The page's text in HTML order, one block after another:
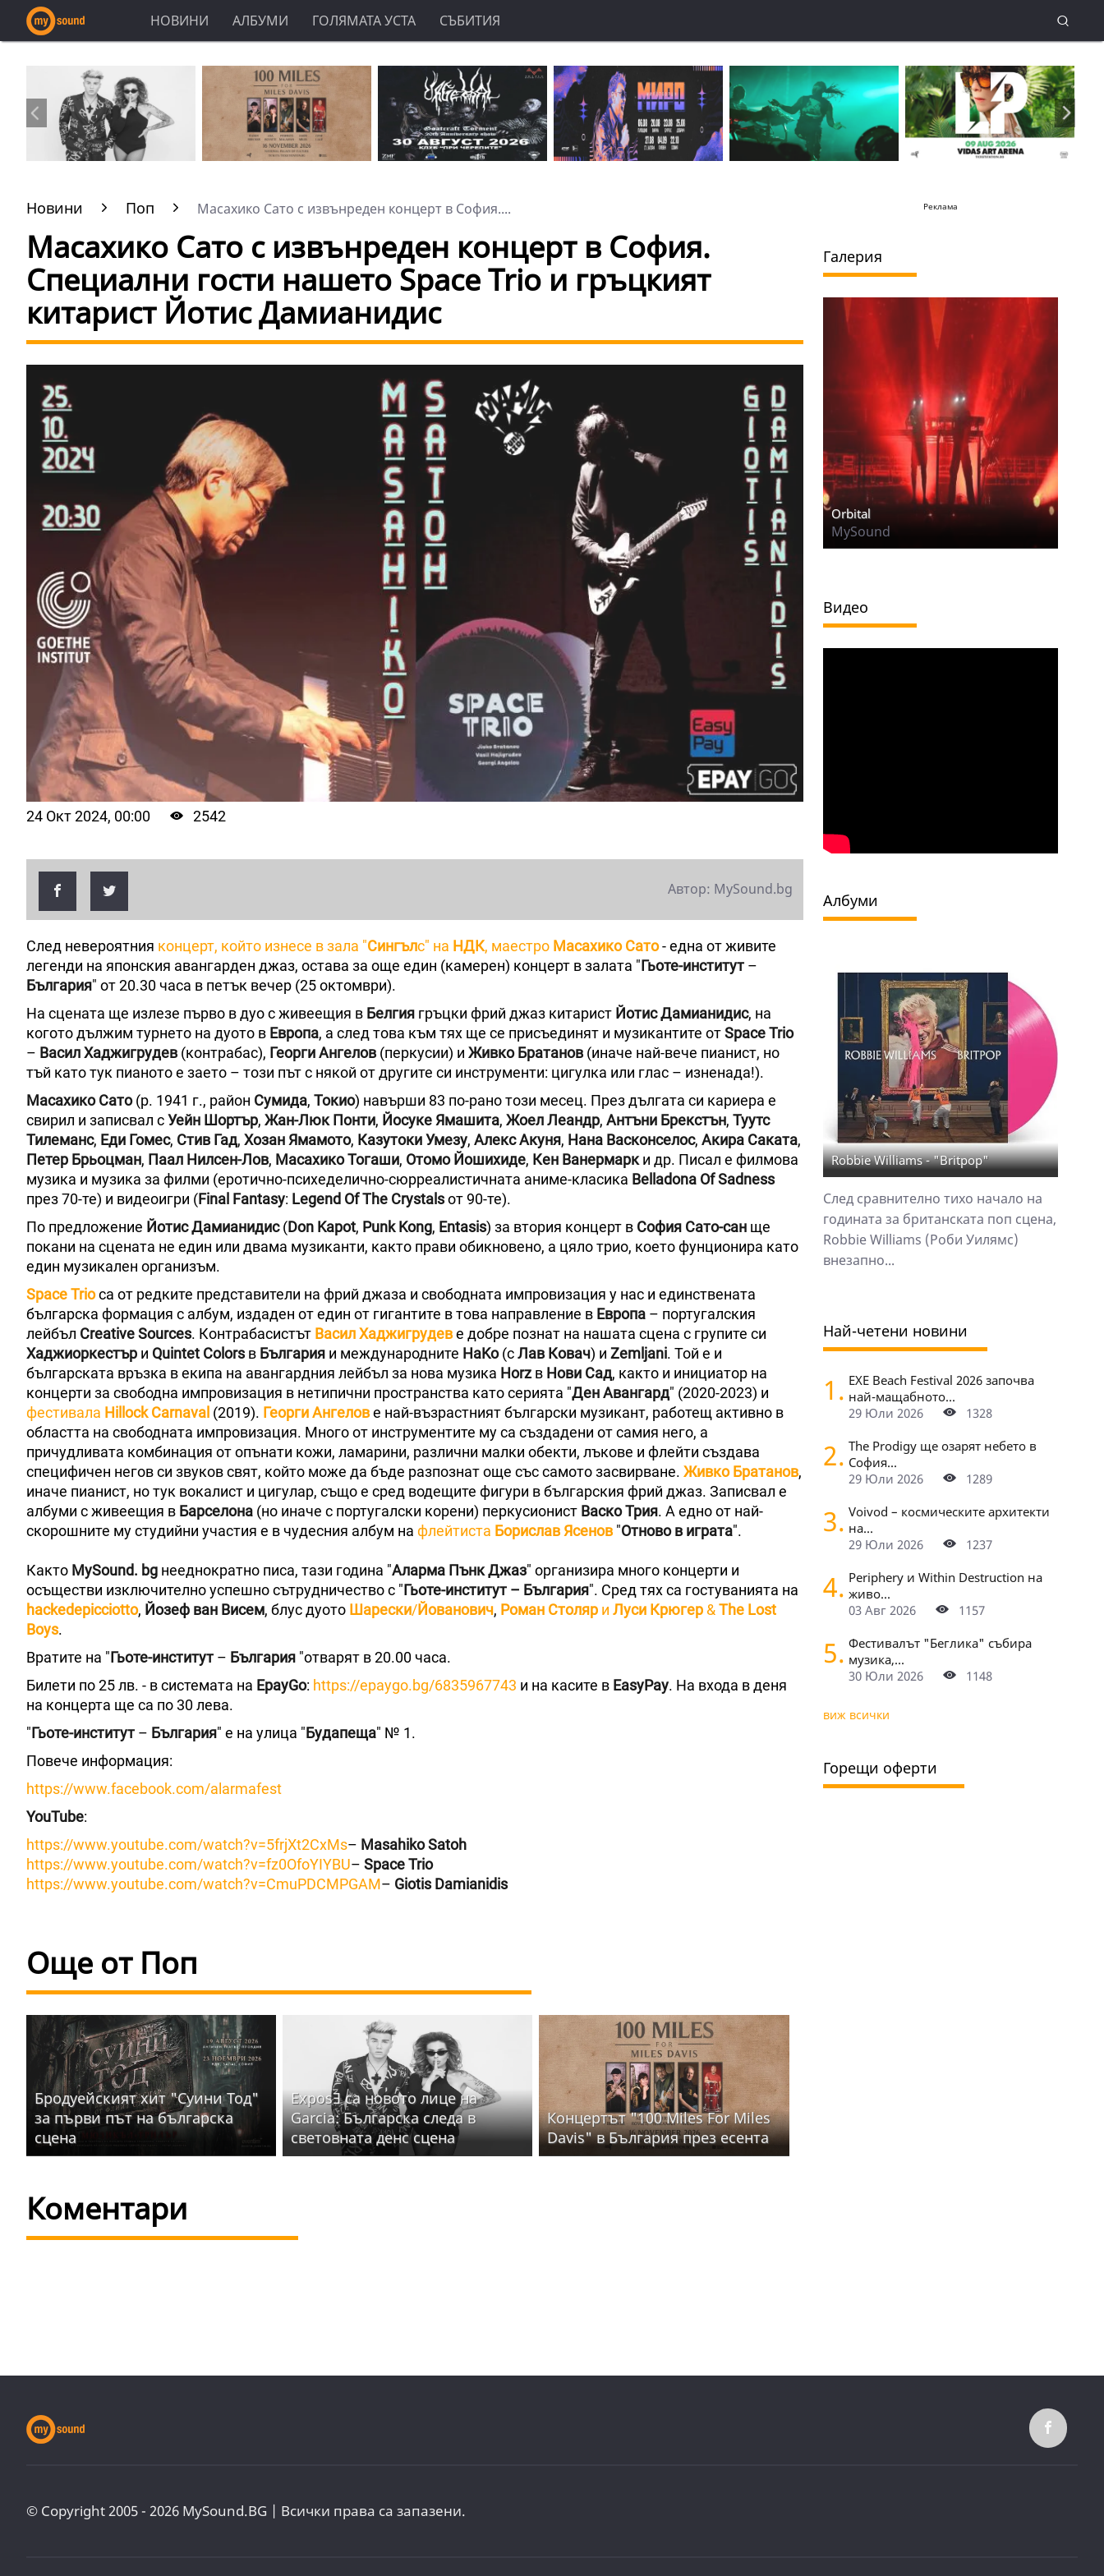
НОВИНИ АЛБУМИ ГОЛЯМАТА УСТА СЪБИТИЯ
Новини Поп Масахико Сато с извънреден концерт в София....
Масахико Сато с извънреден концерт в София.
Специални гости нашето Space Trio и гръцкият
китарист Йотис Дамианидис
24 Окт 2024, 00:00 2542
Автор: MySound.bg
След невероятния концерт, който изнесе в зала "Сингълс" на НДК, маестро Масахико Сато- една от живите
легенди на японския авангарден джаз, остава за още един (камерен) концерт в залата "Гьоте-институт –
България" от 20.30 часа в петък вечер (25 октомври).
На сцената ще излезе първо в дуо с живеещия в Белгия гръцки фрий джаз китарист Йотис Дамианидис, на
когото дължим турнето на дуото в Европа, а след това към тях ще се присъединят и музикантите отSpace Trio
– Васил Хаджигрудев (контрабас), Георги Ангелов (перкусии) и Живко Братанов (иначе най-вече пианист, но
тъй като тук пианото е заето – този път с някой от другите си инструменти: цигулка или глас – изненада!).
Масахико Сато(р. 1941 г., район Сумида, Токио) навърши 83 по-рано този месец. През дългата си кариера е
свирил и записвал сУейн Шортър, Жан-Люк Понти, Йосуке Ямашита, Жоел Леандр, Антъни Брекстън, Туутс
Тилеманс, Еди Гомес, Стив Гад, Хозан Ямамото, Казутоки Умезу, Алекс Акуня, Нана Васконселос, Акира Саката,
Петер Брьоцман, Паал Нилсен-Лов, Масахико Тогаши, Отомо Йошихиде, Кен Ванермарк и др. Писал е филмова
музика и музика за филми (еротично-психеделично-сюрреалистичната аниме-класика Belladona Оf Sadness
през 70-те) и видеоигри (Final Fantasy: Legend Оf Тhe Crystalsот 90-те).
По предложение Йотис Дамианидис(Don Kapot, Punk Kong, Entasis) за втория концерт в София Сато-сан ще
покани на сцената не един или двама музиканти, както прави обикновено, а цяло трио, което фунционира като
един музикален организъм.
Space Trioса от редките представители на фрий джаза и свободната импровизация у нас и единствената
българска формация с албум, издаден от един от гигантите в това направление в Европа – португалския
лейбъл Creative Sources. Контрабасистът Васил Хаджигрудеве добре познат на нашата сцена с групите си
Хаджиоркестър и Quintet Colors в България и международните HaKo(сЛав Ковач) и Zemljani. Той е и
българската връзка в екипа на авангардния лейбъл за нова музика Horz в Нови Сад, както и инициатор на
концерти за свободна импровизация в нетипични пространства като серията "Ден Авангард" (2020-2023) и
фестивала Hillock Carnaval (2019). Георги Ангелове най-възрастният български музикант, работещ активно в
областта на свободната импровизация. Много от инструментите му са създадени от самия него, а
причудливата комбинация от опънати кожи, ламарини, различни малки обекти, лъкове и флейти създава
специфичен негов си звуков свят, който може да бъде разпознат още със самото засвирване. Живко Братанов,
иначе пианист, но тук вокалист и цигулар, също е сред водещите фигури в българския фрий джаз. Записвал е
албуми с живеещия в Барселона (но иначе с португалски корени) перкусионист Васко Трия. А едно от най-
скорошните му студийни участия е в чудесния албум на флейтиста Борислав Ясенов "Отново в играта".
Както MySound. bg нееднократно писа, тази година "Аларма Пънк Джаз" организира много концерти и
осъществи изключително успешно сътрудничество с "Гьоте-институт – България". Сред тях са гостуванията на
hackedepicciotto, Йозеф ван Висем, блус дуото Шарески/Йованович, Роман Столяр и Луси Крюгер &The Lost
Boys.
Вратите на "Гьоте-институт – България "отварят в 20.00 часа.
Билети по 25 лв. - в системата на EpayGo: https://epaygo.bg/6835967743 и на касите в EasyPay. На входа в деня
на концерта ще са по 30 лева.
"Гьоте-институт – България" е на улица "Будапеща" № 1.
Повече информация:
https://www.facebook.com/alarmafest
YouTube:
https://www.youtube.com/watch?v=5frjXt2CxMs– Masahiko Satoh
https://www.youtube.com/watch?v=fz0OfoYIYBU– Space Trio
https://www.youtube.com/watch?v=CmuPDCMPGAM– Giotis Damianidis
Още от Поп
Бродуейският хит "Суини Тод"
за първи път на българска
сцена
ExposƎ са новото лице на
Garcia: Българска следа в
световната денс сцена
Концертът "100 Miles For Miles
Davis" в България през есента
Коментари
Реклама
Галерия
Orbital
MySound
Видео
Албуми
Robbie Williams - "Britpop"
След сравнително тихо начало на
годината за британската поп сцена,
Robbie Williams (Роби Уилямс)
внезапно...
Най-четени новини
1. EXE Beach Festival 2026 започва
най-мащабното...
29 Юли 2026
1328
2. The Prodigy ще озарят небето в
София...
29 Юли 2026
1289
3. Voivod – космическите архитекти
на...
29 Юли 2026
1237
4. Periphery и Within Destruction на
живо...
03 Авг 2026
1157
5. Фестивалът "Беглика" събира
музика,...
30 Юли 2026
1148
виж всички
Горещи оферти
© Copyright 2005 - 2026 MySound.BG | Всички права са запазени.